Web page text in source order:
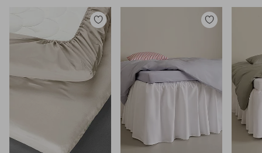
Lägg
till
i
favoriter
Lägg